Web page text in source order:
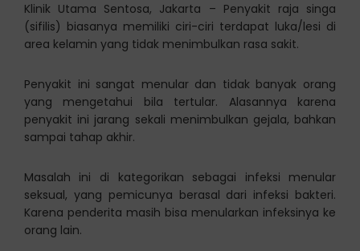
Klinik Utama Sentosa, Jakarta – Penyakit raja singa
(sifilis) biasanya memiliki ciri-ciri terdapat luka/lesi di
area kelamin yang tidak menimbulkan rasa sakit.
Penyakit ini sangat menular dan tidak banyak orang
yang mengetahui bila tertular. Alasannya karena
penyakit ini jarang sekali menimbulkan gejala, bahkan
sampai tahap akhir.
Masalah ini di kategorikan sebagai infeksi menular
seksual, yang pemicunya berasal dari infeksi bakteri.
Karena penderita masih bisa menularkan infeksinya ke
orang lain.